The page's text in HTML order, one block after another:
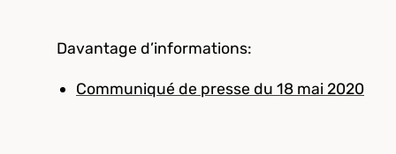
Davantage d’informations:
Communiqué de presse du 18 mai 2020